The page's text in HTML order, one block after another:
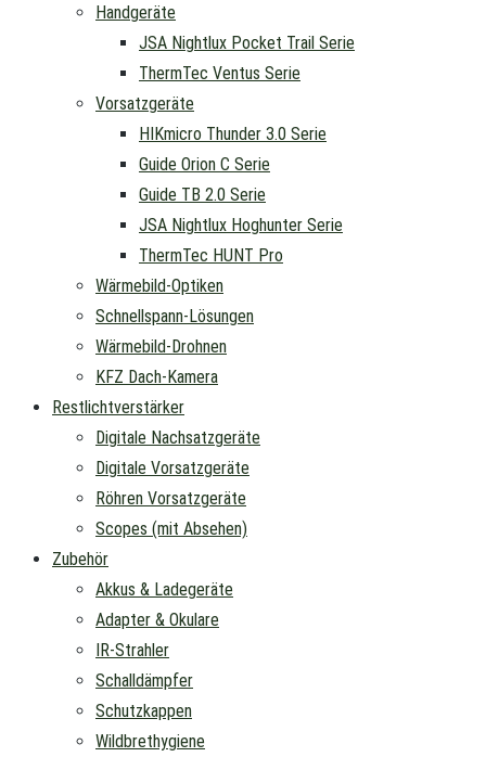
Handgeräte
JSA Nightlux Pocket Trail Serie
ThermTec Ventus Serie
Vorsatzgeräte
HIKmicro Thunder 3.0 Serie
Guide Orion C Serie
Guide TB 2.0 Serie
JSA Nightlux Hoghunter Serie
ThermTec HUNT Pro
Wärmebild-Optiken
Schnellspann-Lösungen
Wärmebild-Drohnen
KFZ Dach-Kamera
Restlichtverstärker
Digitale Nachsatzgeräte
Digitale Vorsatzgeräte
Röhren Vorsatzgeräte
Scopes (mit Absehen)
Zubehör
Akkus & Ladegeräte
Adapter & Okulare
IR-Strahler
Schalldämpfer
Schutzkappen
Wildbrethygiene